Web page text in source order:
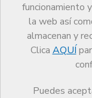
funcionamiento
la web así
almacenan y
Clica AQUÍ
Puedes
Ventajas y
descuentos
Servicios Otros